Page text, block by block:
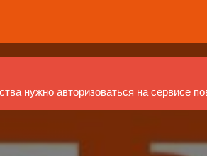
нужно авторизоваться на сервисе